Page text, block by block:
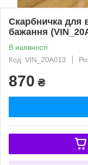
Скарбничка для
бажання
В наявності
Код: VIN_20A013
870 ₴